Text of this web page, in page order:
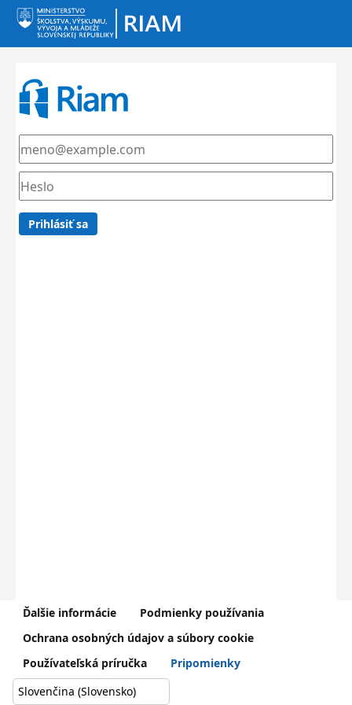
Prihlásiť sa
V prípade problémov kontaktujte Centrum podpory používateľov
dátového centra rezortu školstva (0800 138 033,
helpdesk@iedu.sk
Ďalšie informácie
Podmienky používania
Ochrana osobných údajov a súbory cookie
Používateľská príručka
Pripomienky